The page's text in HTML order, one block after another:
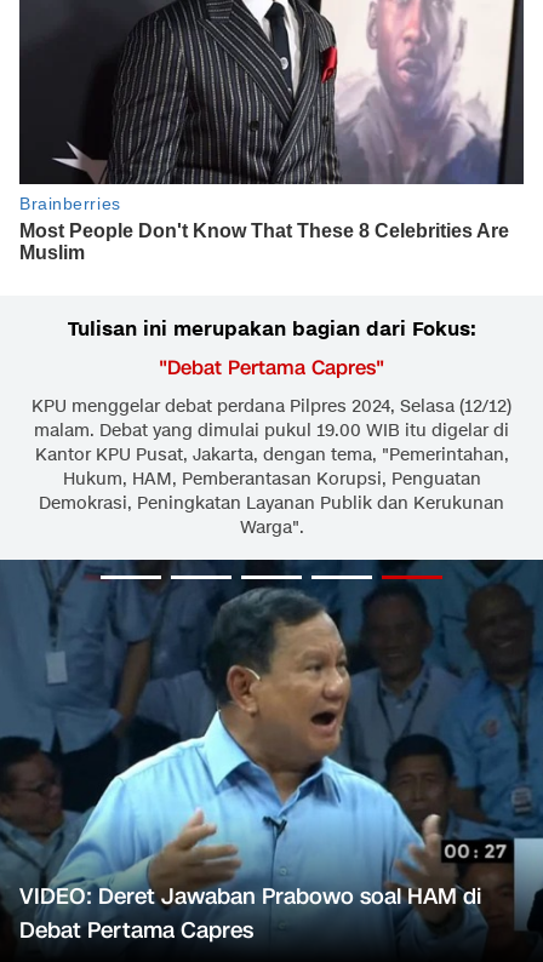
Tulisan ini merupakan bagian dari Fokus:
"Debat Pertama Capres"
KPU menggelar debat perdana Pilpres 2024, Selasa (12/12)
malam. Debat yang dimulai pukul 19.00 WIB itu digelar di
Kantor KPU Pusat, Jakarta, dengan tema, "Pemerintahan,
Hukum, HAM, Pemberantasan Korupsi, Penguatan
Demokrasi, Peningkatan Layanan Publik dan Kerukunan
Warga".
VIDEO: Deret Jawaban Prabowo soal HAM di
Debat Pertama Capres